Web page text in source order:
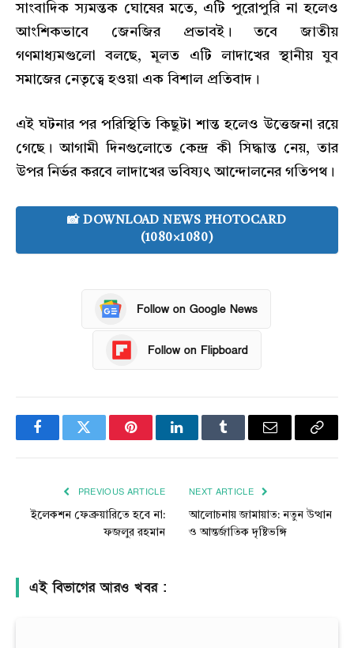
সাংবাদিক স্যমন্তক ঘোষের মতে, এটি পুরোপুরি না হলেও
আংশিকভাবে জেনজির প্রভাবই। তবে জাতীয়
গণমাধ্যমগুলো বলছে, মূলত এটি লাদাখের স্থানীয় যুব
সমাজের নেতৃত্বে হওয়া এক বিশাল প্রতিবাদ।
এই ঘটনার পর পরিস্থিতি কিছুটা শান্ত হলেও উত্তেজনা রয়ে
গেছে। আগামী দিনগুলোতে কেন্দ্র কী সিদ্ধান্ত নেয়, তার
উপর নির্ভর করবে লাদাখের ভবিষ্যৎ আন্দোলনের গতিপথ।
📸 DOWNLOAD NEWS PHOTOCARD
(1080×1080)
Follow on Google News
Follow on Flipboard
FacebookTwitter PinterestLinkedInTumblr Email
Copy
PREVIOUS ARTICLE
ইলেকশন ফেব্রুয়ারিতে হবে না:
ফজলুর রহমান
NEXT ARTICLE
আলোচনায় জামায়াত: নতুন উত্থান
ও আন্তর্জাতিক দৃষ্টিভঙ্গি
এই বিভাগের আরও খবর :